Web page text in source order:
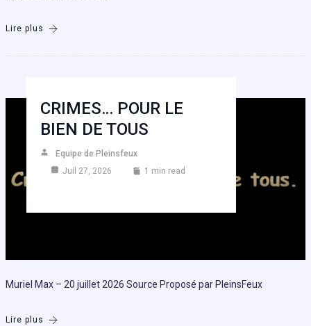
Lire plus
CRIMES… POUR LE
BIEN DE TOUS
Equipe de Pleinsfeux
Juil 27, 2026
1 min read
Muriel Max – 20 juillet 2026 Source Proposé par PleinsFeux
Lire plus